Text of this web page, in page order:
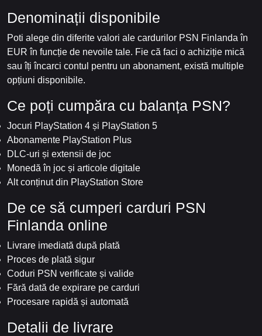
Denominații disponibile
Poti alege din diferite valori ale cardurilor PSN Finlanda în
EUR în funcție de nevoile tale. Fie că faci o achiziție mică
sau îți încarci contul pentru un abonament, există multiple
opțiuni disponibile.
Ce poți cumpăra cu balanța PSN?
Jocuri PlayStation 4 și PlayStation 5
Abonamente PlayStation Plus
DLC-uri și extensii de joc
Monedă în joc și articole digitale
Alt conținut din PlayStation Store
De ce să cumperi carduri PSN
Finlanda online
Livrare imediată după plată
Proces de plată sigur
Coduri PSN verificate și valide
Fără dată de expirare pe carduri
Procesare rapidă și automată
Detalii de livrare